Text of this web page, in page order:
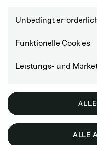
ERSATZTEILE
Unbedingt
Funktionelle Cookies
Leistungs- und
ALLE